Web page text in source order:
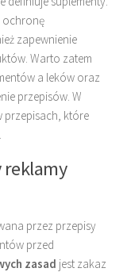
ochronę
zapewnienie
Warto zatem
a leków oraz
przepisów. W
przepisach, które
reklamy
przez przepisy
przed
zasad jest zakaz